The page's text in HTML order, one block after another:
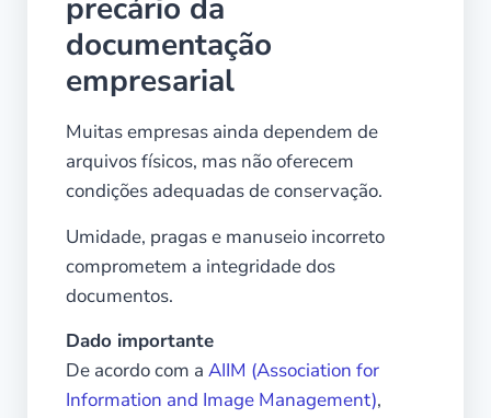
precário da
documentação
empresarial
Muitas empresas ainda dependem de
arquivos físicos, mas não oferecem
condições adequadas de conservação.
Umidade, pragas e manuseio incorreto
comprometem a integridade dos
documentos.
Dado importante
De acordo com a AIIM (Association for
Information and Image Management),